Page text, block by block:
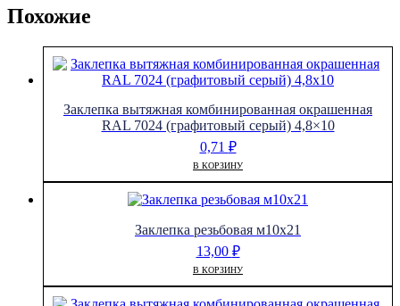
Похожие
Заклепка вытяжная комбинированная окрашенная
RAL 7024 (графитовый серый) 4,8×10
0,71 ₽
В КОРЗИНУ
Заклепка резьбовая м10х21
13,00 ₽
В КОРЗИНУ